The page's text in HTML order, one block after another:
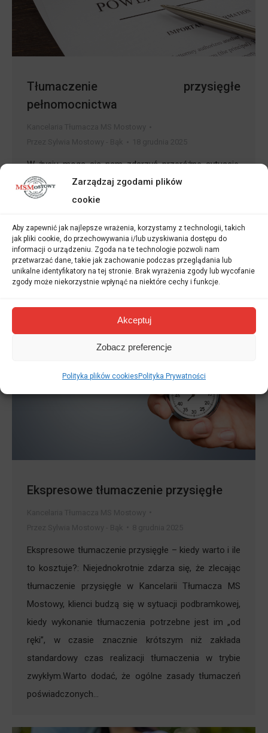
Zarządzaj zgodami plików
cookie
Aby zapewnić jak najlepsze wrażenia, korzystamy z technologii, takich
jak pliki cookie, do przechowywania i/lub uzyskiwania dostępu do
informacji o urządzeniu. Zgoda na te technologie pozwoli nam
przetwarzać dane, takie jak zachowanie podczas przeglądania lub
unikalne identyfikatory na tej stronie. Brak wyrażenia zgody lub wycofanie
zgody może niekorzystnie wpłynąć na niektóre cechy i funkcje.
Akceptuj
Zobacz preferencje
Polityka plików cookiesPolityka Prywatności
Tłumaczenie przysięgłe
pełnomocnictwa
W życiu mogą się nam zdarzyć przeróżne sytuacje,
kiedy będziemy musieli załatwić jakąś urzędową
sprawę (w kraju lub też poza jego granicami), ale nie
W takich przypadkach na ratunek przychodzą nam
wszelkiego rodzaju upoważnienia i pełnomocnictwa,
dzięki którym możemy umocować kogoś innego do
Ekspresowe tłumaczenie przysięgłe
Ekspresowe tłumaczenie przysięgłe – kiedy warto i ile
to kosztuje?: Niejednokrotnie zdarza się, że zlecając
tłumaczenie przysięgłe w Kancelarii Tłumacza MS
Mostowy, klienci budzą się w sytuacji podbramkowej,
kiedy wykonanie tłumaczenia potrzebne jest im „od
ręki”, w czasie znacznie krótszym niż zakłada
standardowy czas realizacji tłumaczenia w trybie
zwykłym.Warto dodać, że ogólne zasady tłumaczeń
poświadczonych…